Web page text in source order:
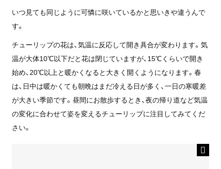
いつ見ても同じように可憐に咲いているかと思いきや違うんで
す。
チューリップの花は、気温に反応して開き具合が変わります。気
温が大体10℃以下だと花は閉じていますが、15℃くらいで開き
始め、20℃以上と暖かくなると大きく開くようになります。春
は、日中は暖かくても朝晩はまだ冷える日が多く、一日の寒暖差
が大きい季節です。昼間にお散歩するとき、夜の帰り道など気温
の変化に合わせて姿を変えるチューリップに注目してみてくだ
さい。